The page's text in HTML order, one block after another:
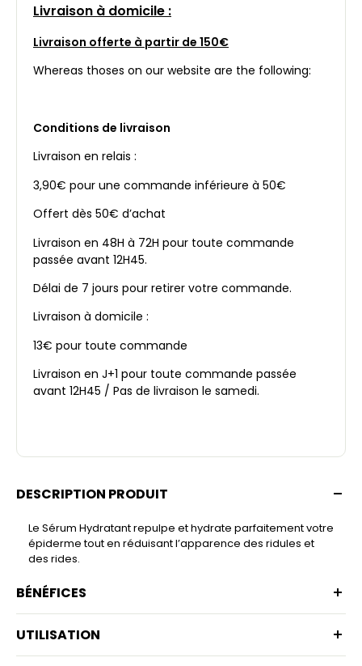
Livraison à domicile :
Livraison offerte à partir de 150€
Whereas thoses on our website are the following:
Conditions de livraison
Livraison en relais :
3,90€ pour une commande inférieure à 50€
Offert dès 50€ d’achat
Livraison en 48H à 72H pour toute commande
passée avant 12H45.
Délai de 7 jours pour retirer votre commande.
Livraison à domicile :
13€ pour toute commande
Livraison en J+1 pour toute commande passée
avant 12H45 / Pas de livraison le samedi.
DESCRIPTION PRODUIT
Le Sérum Hydratant repulpe et hydrate parfaitement votre
épiderme tout en réduisant l’apparence des ridules et
des rides.
BÉNÉFICES
UTILISATION